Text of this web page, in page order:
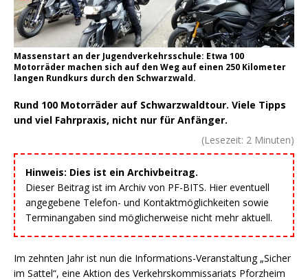
Massenstart an der Jugendverkehrsschule: Etwa 100
Motorräder machen sich auf den Weg auf einen 250 Kilometer
langen Rundkurs durch den Schwarzwald.
Rund 100 Motorräder auf Schwarzwaldtour. Viele Tipps
und viel Fahrpraxis, nicht nur für Anfänger.
(Lesezeit: 2 Minuten)
Hinweis: Dies ist ein Archivbeitrag.
Dieser Beitrag ist im Archiv von PF-BITS. Hier eventuell
angegebene Telefon- und Kontaktmöglichkeiten sowie
Terminangaben sind möglicherweise nicht mehr aktuell.
Im zehnten Jahr ist nun die Informations-Veranstaltung „Sicher
im Sattel“, eine Aktion des Verkehrskommissariats Pforzheim